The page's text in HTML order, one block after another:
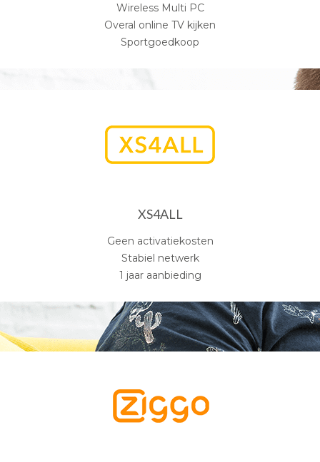
Wireless Multi PC
Overal online TV kijken
Sportgoedkoop
XS4ALL
Geen activatiekosten
Stabiel netwerk
1 jaar aanbieding